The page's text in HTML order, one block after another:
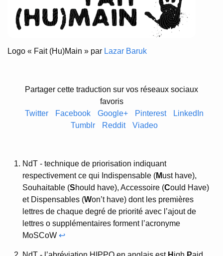
Logo « Fait (Hu)Main » par Lazar Baruk
Partager cette traduction sur vos réseaux sociaux
favoris
Twitter
Facebook Google+ Pinterest
LinkedIn
Tumblr
Reddit Viadeo
NdT - technique de priorisation indiquant
respectivement ce qui Indispensable (Must have),
Souhaitable (Should have), Accessoire (Could Have)
et Dispensables (Won’t have) dont les premières
lettres de chaque degré de priorité avec l’ajout de
lettres o supplémentaires forment l’acronyme
MoSCoW ↩